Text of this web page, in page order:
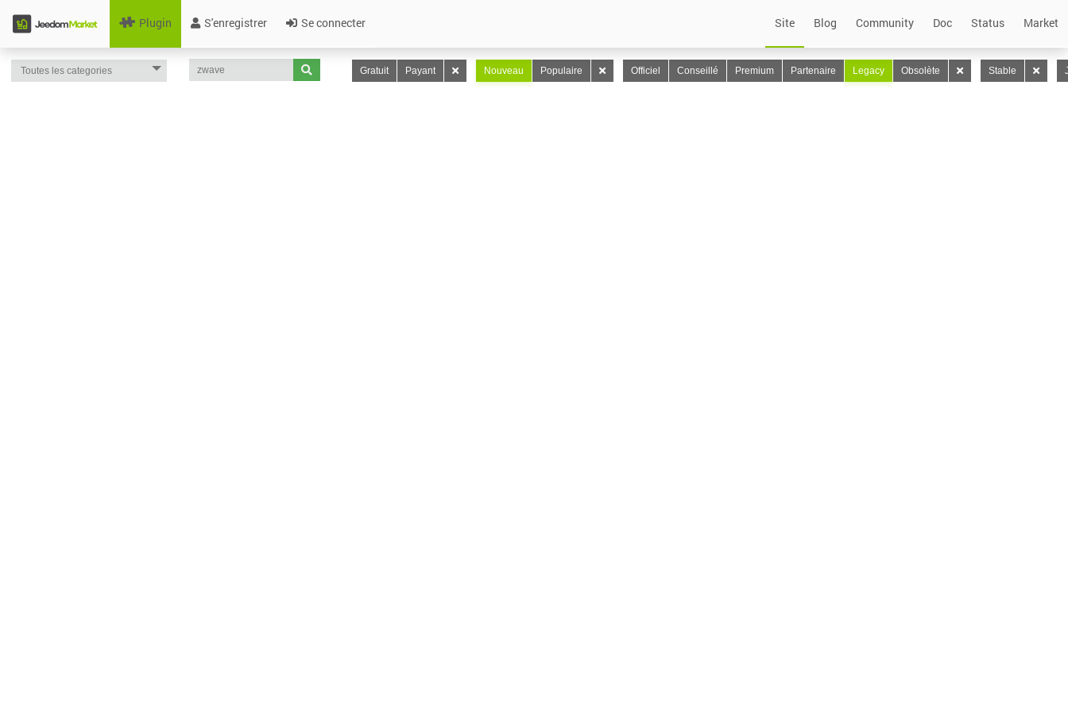
Plugin S'enregistrer Se connecter Site Blog Community Doc Status Market
Gratuit Payant Nouveau Populaire Officiel Conseillé Premium Partenaire Legacy Obsolète Stable